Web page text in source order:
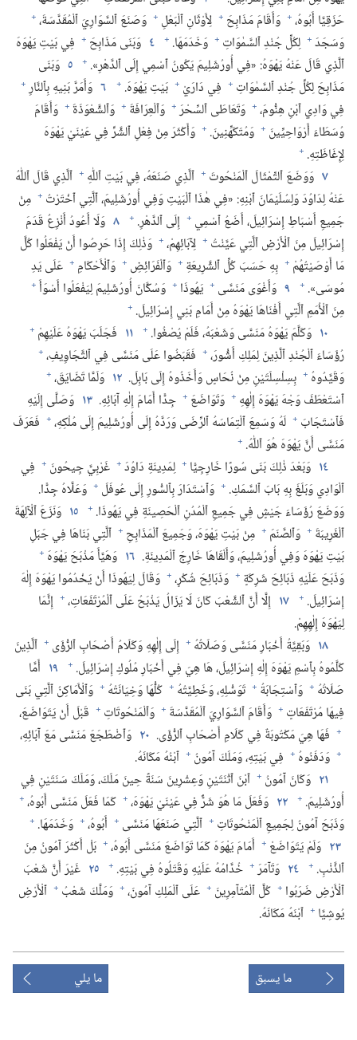
حَزَقِيَّا أَبُوهُ،‏ + وَأَقَامَ مَذَابِحَ + لِأَوْثَانِ ٱلْبَعْلِ + وَصَنَعَ ٱلسَّوَارِيَ ٱلْمُقَدَّسَةَ،‏ +
وَسَجَدَ + لِكُلِّ جُنْدِ ٱلسَّمٰوَاتِ + وَخَدَمَهَا.‏ + ٤ وَبَنَى مَذَابِحَ + فِي بَيْتِ يَهْوَهَ
ٱلَّذِي قَالَ عَنْهُ يَهْوَهُ:‏ «فِي أُورُشَلِيمَ يَكُونُ ٱسْمِي إِلَى ٱلدَّهْرِ».‏ + ٥ وَبَنَى
مَذَابِحَ لِكُلِّ جُنْدِ ٱلسَّمٰوَاتِ + فِي دَارَيْ + بَيْتِ يَهْوَهَ.‏ + ٦ وَأَمَرَّ بَنِيهِ بِٱلنَّارِ +
فِي وَادِي ٱبْنِ هِنُّومَ،‏ + وَتَعَاطَى ٱلسِّحْرَ + وَٱلْعِرَافَةَ + وَٱلشَّعْوَذَةَ + وَأَقَامَ
وُسَطَاءَ أَرْوَاحِيِّينَ + وَمُتَكَهِّنِينَ.‏ + وَأَكْثَرَ مِنْ فِعْلِ ٱلشَّرِّ فِي عَيْنَيْ يَهْوَهَ
لِإِغَاظَتِهِ.‏ +
٧ وَوَضَعَ ٱلتِّمْثَالَ ٱلْمَنْحُوتَ + ٱلَّذِي صَنَعَهُ،‏ فِي بَيْتِ ٱللّٰهِ + ٱلَّذِي قَالَ ٱللّٰهُ
عَنْهُ لِدَاوُدَ وَلِسُلَيْمَانَ ٱبْنِهِ:‏ «فِي هٰذَا ٱلْبَيْتِ وَفِي أُورُشَلِيمَ،‏ ٱلَّتِي ٱخْتَرْتُ + مِنْ
جَمِيعِ أَسْبَاطِ إِسْرَائِيلَ،‏ أَضَعُ ٱسْمِي + إِلَى ٱلدَّهْرِ.‏ + ٨ وَلَا أَعُودُ أَنْزِعُ قَدَمَ
إِسْرَائِيلَ مِنَ ٱلْأَرْضِ ٱلَّتِي عَيَّنْتُ + لِآبَائِهِمْ،‏ + وَذٰلِكَ إِذَا حَرِصُوا أَنْ يَفْعَلُوا كُلَّ
مَا أَوْصَيْتُهُمْ + بِهِ حَسَبَ كُلِّ ٱلشَّرِيعَةِ + وَٱلْفَرَائِضِ + وَٱلْأَحْكَامِ + عَلَى يَدِ
مُوسَى».‏ + ٩ وَأَغْوَى مَنَسَّى + يَهُوذَا + وَسُكَّانَ أُورُشَلِيمَ لِيَفْعَلُوا أَسْوَأَ +
مِنَ ٱلْأُمَمِ ٱلَّتِي أَفْنَاهَا يَهْوَهُ مِنْ أَمَامِ بَنِي إِسْرَائِيلَ.‏ +
١٠ وَكَلَّمَ يَهْوَهُ مَنَسَّى وَشَعْبَهُ،‏ فَلَمْ يُصْغُوا.‏ + ١١ فَجَلَبَ يَهْوَهُ عَلَيْهِمْ +
رُؤَسَاءَ ٱلْجُنْدِ ٱلَّذِينَ لِمَلِكِ أَشُّورَ،‏ + فَقَبَضُوا عَلَى مَنَسَّى فِي ٱلتَّجَاوِيفِ،‏ +
وَقَيَّدُوهُ + بِسِلْسِلَتَيْنِ مِنْ نُحَاسٍ وَأَخَذُوهُ إِلَى بَابِلَ.‏ ١٢ وَلَمَّا تَضَايَقَ،‏ +
ٱسْتَعْطَفَ وَجْهَ يَهْوَهَ إِلٰهِهِ + وَتَوَاضَعَ + جِدًّا أَمَامَ إِلٰهِ آبَائِهِ.‏ ١٣ وَصَلَّى إِلَيْهِ
فَٱسْتَجَابَ + لَهُ وَسَمِعَ ٱلْتِمَاسَهُ ٱلرِّضَى وَرَدَّهُ إِلَى أُورُشَلِيمَ إِلَى مُلْكِهِ،‏ + فَعَرَفَ
مَنَسَّى أَنَّ يَهْوَهَ هُوَ ٱللّٰهُ.‏ +
١٤ وَبَعْدَ ذٰلِكَ بَنَى سُورًا خَارِجِيًّا + لِمَدِينَةِ دَاوُدَ + غَرْبِيَّ جِيحُونَ + فِي
ٱلْوَادِي وَبَلَغَ بِهِ بَابَ ٱلسَّمَكِ.‏ + وَٱسْتَدَارَ بِٱلسُّورِ إِلَى عُوفَلَ + وَعَلَّاهُ جِدًّا.‏
وَوَضَعَ رُؤَسَاءَ جَيْشٍ فِي جَمِيعِ ٱلْمُدُنِ ٱلْحَصِينَةِ فِي يَهُوذَا.‏ + ١٥ وَنَزَعَ ٱلْآلِهَةَ
ٱلْغَرِيبَةَ + وَٱلصَّنَمَ + مِنْ بَيْتِ يَهْوَهَ،‏ وَجَمِيعَ ٱلْمَذَابِحِ + ٱلَّتِي بَنَاهَا فِي جَبَلِ
بَيْتِ يَهْوَهَ وَفِي أُورُشَلِيمَ،‏ وَأَلْقَاهَا خَارِجَ ٱلْمَدِينَةِ.‏ ١٦ وَهَيَّأَ مَذْبَحَ يَهْوَهَ +
وَذَبَحَ عَلَيْهِ ذَبَائِحَ شَرِكَةٍ + وَذَبَائِحَ شُكْرٍ،‏ + وَقَالَ لِيَهُوذَا أَنْ يَخْدُمُوا يَهْوَهَ إِلٰهَ
إِسْرَائِيلَ.‏ + ١٧ إِلَّا أَنَّ ٱلشَّعْبَ كَانَ لَا يَزَالُ يَذْبَحُ عَلَى ٱلْمُرْتَفَعَاتِ،‏ + إِنَّمَا
لِيَهْوَهَ إِلٰهِهِمْ.‏
١٨ وَبَقِيَّةُ أَخْبَارِ مَنَسَّى وَصَلَاتُهُ + إِلَى إِلٰهِهِ وَكَلَامُ أَصْحَابِ ٱلرُّؤَى + ٱلَّذِينَ
كَلَّمُوهُ بِٱسْمِ يَهْوَهَ إِلٰهِ إِسْرَائِيلَ،‏ هَا هِيَ فِي أَخْبَارِ مُلُوكِ إِسْرَائِيلَ.‏ + ١٩ أَمَّا
صَلَاتُهُ + وَٱسْتِجَابَةُ + تَوَسُّلِهِ،‏ وَخَطِيَّتُهُ + كُلُّهَا وَخِيَانَتُهُ + وَٱلْأَمَاكِنُ ٱلَّتِي بَنَى
فِيهَا مُرْتَفَعَاتٍ + وَأَقَامَ ٱلسَّوَارِيَ ٱلْمُقَدَّسَةَ + وَٱلْمَنْحُوتَاتِ + قَبْلَ أَنْ يَتَوَاضَعَ،‏
+ فَهَا هِيَ مَكْتُوبَةٌ فِي كَلَامِ أَصْحَابِ ٱلرُّؤَى.‏ ٢٠ وَٱضْطَجَعَ مَنَسَّى مَعَ آبَائِهِ،‏
+ وَدَفَنُوهُ + فِي بَيْتِهِ،‏ وَمَلَكَ آمُونُ + ٱبْنُهُ مَكَانَهُ.‏
٢١ وَكَانَ آمُونُ + ٱبْنَ ٱثْنَتَيْنِ وَعِشْرِينَ سَنَةً حِينَ مَلَكَ،‏ وَمَلَكَ سَنَتَيْنِ فِي
أُورُشَلِيمَ.‏ + ٢٢ وَفَعَلَ مَا هُوَ شَرٌّ فِي عَيْنَيْ يَهْوَهَ،‏ + كَمَا فَعَلَ مَنَسَّى أَبُوهُ،‏ +
وَذَبَحَ آمُونُ لِجَمِيعِ ٱلْمَنْحُوتَاتِ + ٱلَّتِي صَنَعَهَا مَنَسَّى + أَبُوهُ،‏ + وَخَدَمَهَا.‏ +
٢٣ وَلَمْ يَتَوَاضَعْ + أَمَامَ يَهْوَهَ كَمَا تَوَاضَعَ مَنَسَّى أَبُوهُ،‏ + بَلْ أَكْثَرَ آمُونُ مِنَ
ٱلذَّنْبِ.‏ + ٢٤ وَتَآ‌مَرَ + خُدَّامُهُ عَلَيْهِ وَقَتَلُوهُ فِي بَيْتِهِ.‏ + ٢٥ غَيْرَ أَنَّ شَعْبَ
ٱلْأَرْضِ ضَرَبُوا + كُلَّ ٱلْمُتَآ‌مِرِينَ + عَلَى ٱلْمَلِكِ آمُونَ،‏ + وَمَلَّكَ شَعْبُ + ٱلْأَرْضِ
يُوشِيَّا + ٱبْنَهُ مَكَانَهُ.‏
ما يسبق ما يلي